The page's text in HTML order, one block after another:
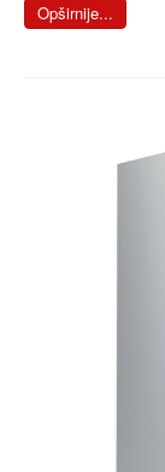
Opširnije...